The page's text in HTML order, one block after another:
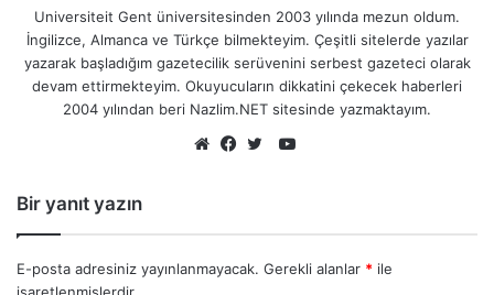
Universiteit Gent üniversitesinden 2003 yılında mezun oldum.
İngilizce, Almanca ve Türkçe bilmekteyim. Çeşitli sitelerde yazılar
yazarak başladığım gazetecilik serüvenini serbest gazeteci olarak
devam ettirmekteyim. Okuyucuların dikkatini çekecek haberleri
2004 yılından beri Nazlim.NET sitesinde yazmaktayım.
YouTube
Bir yanıt yazın
E-posta adresiniz yayınlanmayacak. Gerekli alanlar * ile